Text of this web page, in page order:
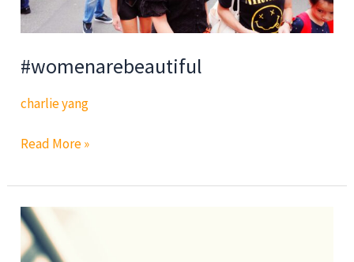
#womenarebeautiful
charlie yang
#womenarebeautiful
Read More »